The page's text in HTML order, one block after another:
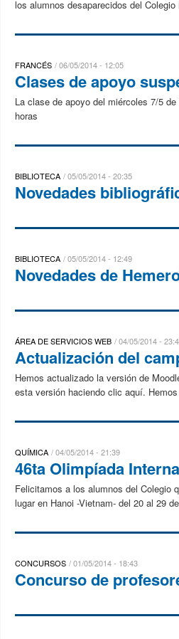
los alumnos desaparecidos del
FRANCÉS 06/05/2014 - 12:05
Clases de apoyo
La clase de apoyo del miércoles 7/5
horas
BIBLIOTECA 05/05/2014 - 20:35
Novedades
BIBLIOTECA 05/05/2014 - 12:49
Novedades de
ÁREA DE SERVICIOS WEB 04/05/2014 -
Actualización del
Hemos actualizado la versión de
esta versión haciendo clic aquí.
QUÍMICA 04/05/2014 - 21:39
46ta Olimpíada
Felicitamos a los alumnos del Colegio
lugar en Hanoi -Vietnam- del 20 al 29
CONCURSOS 01/05/2014 - 18:43
Concurso de